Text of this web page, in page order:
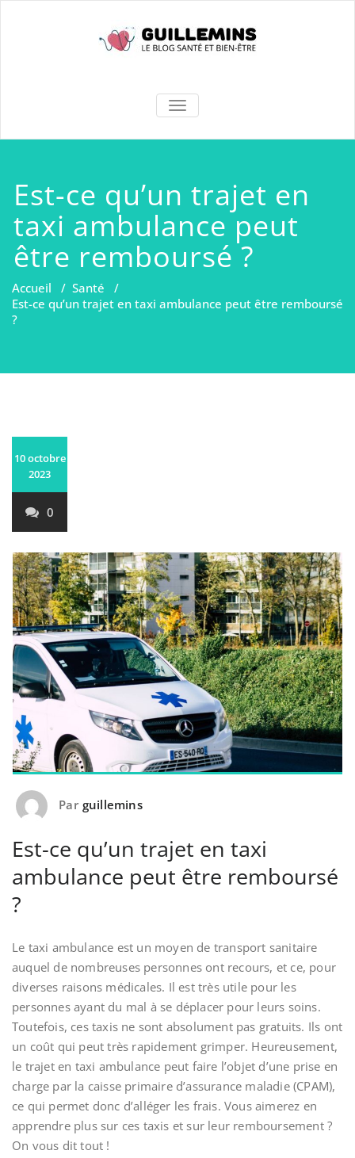
Le Blog santé
des
AFFICHER/MASQUER
LA
Est-ce qu’un trajet en
taxi ambulance peut
être remboursé ?
Accueil / Santé /
Est-ce qu’un trajet en taxi ambulance peut être remboursé
?
10 octobre
2023
0
Par guillemins
Est-ce qu’un trajet en taxi
ambulance peut être remboursé
?
Le taxi ambulance est un moyen de transport sanitaire
auquel de nombreuses personnes ont recours, et ce, pour
diverses raisons médicales. Il est très utile pour les
personnes ayant du mal à se déplacer pour leurs soins.
Toutefois, ces taxis ne sont absolument pas gratuits. Ils ont
un coût qui peut très rapidement grimper. Heureusement,
le trajet en taxi ambulance peut faire l’objet d’une prise en
charge par la caisse primaire d’assurance maladie (CPAM),
ce qui permet donc d’alléger les frais. Vous aimerez en
apprendre plus sur ces taxis et sur leur remboursement ?
On vous dit tout !